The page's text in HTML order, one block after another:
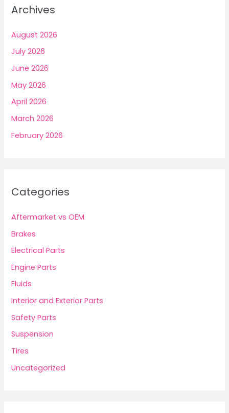
Archives
August 2026
July 2026
June 2026
May 2026
April 2026
March 2026
February 2026
Categories
Aftermarket vs OEM
Brakes
Electrical Parts
Engine Parts
Fluids
Interior and Exterior Parts
Safety Parts
Suspension
Tires
Uncategorized